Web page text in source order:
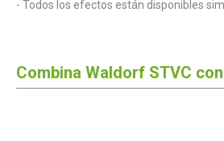
- Todos los efectos están disponibles
Combina Waldorf STVC